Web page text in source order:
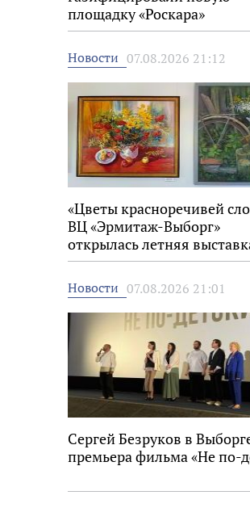
площадку «Роскара»
Новости 07.08.2026 21:12
«Цветы красноречивей
ВЦ «Эрмитаж-Выборг»
открылась летняя
Новости 07.08.2026 21:01
Сергей Безруков в
премьера фильма «Не по-